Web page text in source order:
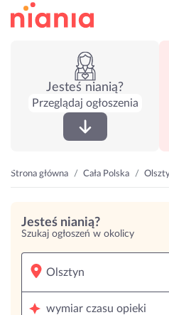
Jesteś nianią?
Przeglądaj ogłoszenia
Strona główna Cała Polska
Jesteś nianią?
Szukaj ogłoszeń w okolicy
wymiar czasu opieki